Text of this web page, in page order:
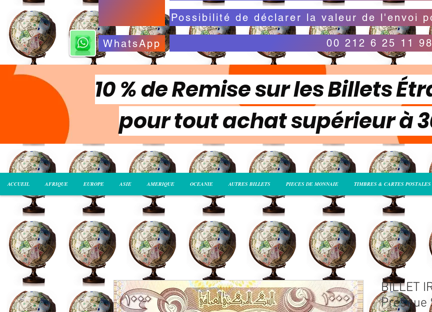
WhatsApp 00 212 6 25 11
10 % de Remise sur les Billets
pour tout achat supérieur à
ACCUEIL AFRIQUE EUROPE ASIE AMERIQUE OCEANIE AUTRES BILLETS PIECES DE MONNAIE TIMBRES & CARTES POSTALES
BILLET
Presque